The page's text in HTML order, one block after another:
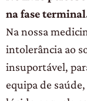
na fase
Na nossa
intolerância ao
insuportável,
equipa de